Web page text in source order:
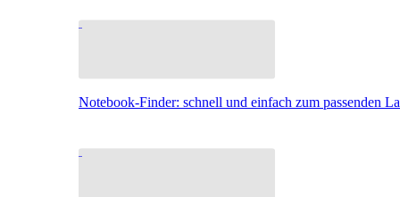
Notebook-Finder: schnell und einfach zum passenden